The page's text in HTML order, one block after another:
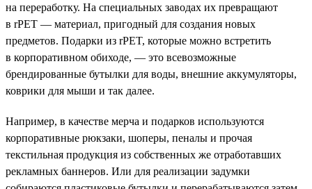
на переработку. На специальных заводах их превращают
в rPET — материал, пригодный для создания новых
предметов. Подарки из rPET, которые можно встретить
в корпоративном обиходе, — это всевозможные
брендированные бутылки для воды, внешние аккумуляторы,
коврики для мыши и так далее.
Например, в качестве мерча и подарков используются
корпоративные рюкзаки, шоперы, пеналы и прочая
текстильная продукция из собственных же отработавших
рекламных баннеров. Или для реализации задумки